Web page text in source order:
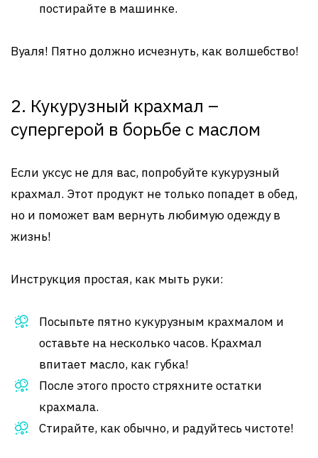
постирайте в машинке.
Вуаля! Пятно должно исчезнуть, как волшебство!
2. Кукурузный крахмал –
супергерой в борьбе с маслом
Если уксус не для вас, попробуйте кукурузный
крахмал. Этот продукт не только попадет в обед,
но и поможет вам вернуть любимую одежду в
жизнь!
Инструкция простая, как мыть руки:
Посыпьте пятно кукурузным крахмалом и
оставьте на несколько часов. Крахмал
впитает масло, как губка!
После этого просто стряхните остатки
крахмала.
Стирайте, как обычно, и радуйтесь чистоте!